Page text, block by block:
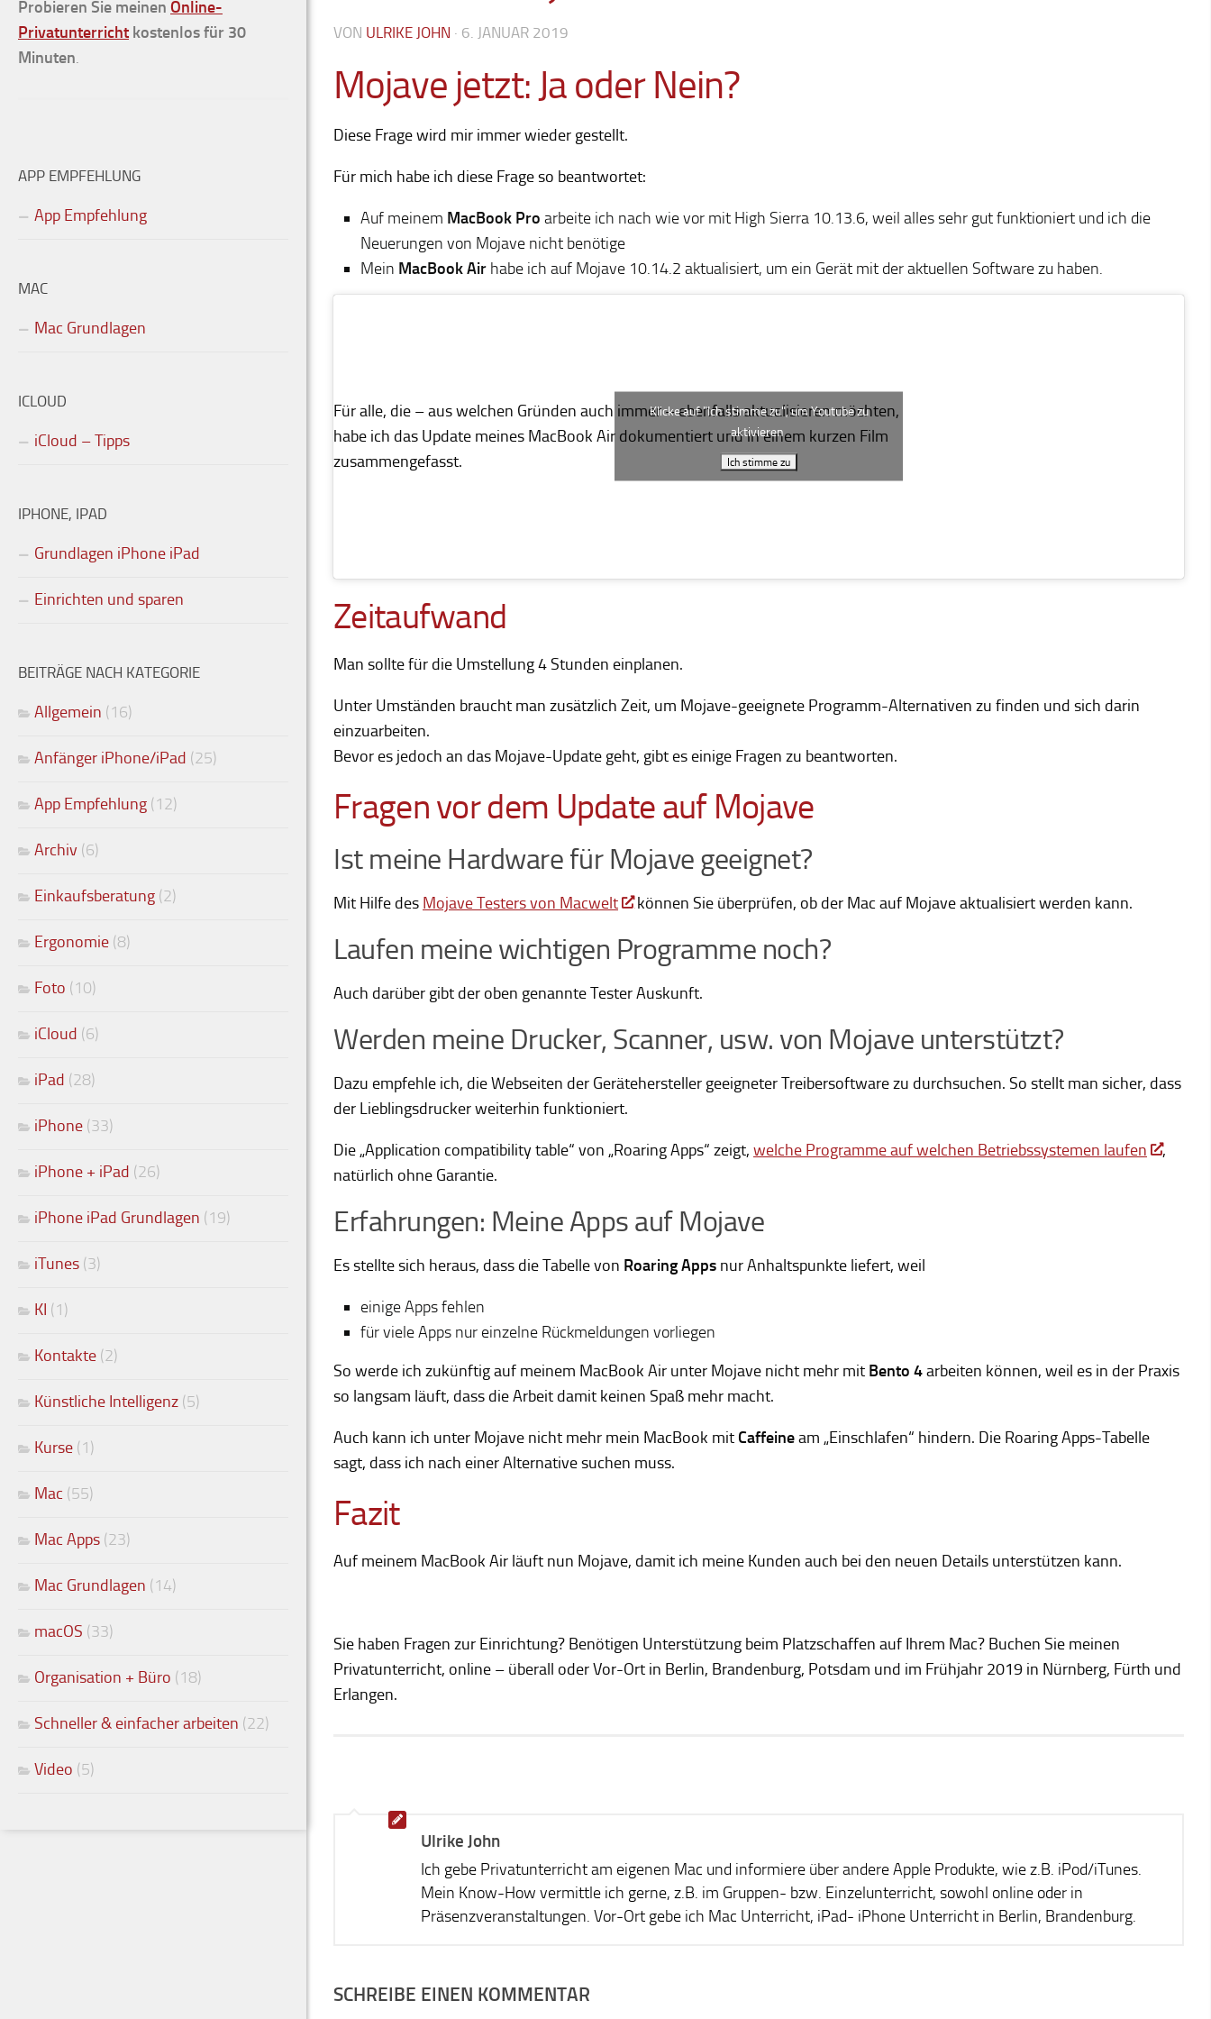
VON ULRIKE JOHN · 6. JANUAR 2019
Mojave jetzt: Ja oder Nein?
Diese Frage wird mir immer wieder gestellt.
Für mich habe ich diese Frage so beantwortet:
Auf meinem MacBook Pro arbeite ich nach wie vor mit High Sierra 10.13.6, weil alles sehr gut funktioniert und ich die
Neuerungen von Mojave nicht benötige
Mein MacBook Air habe ich auf Mojave 10.14.2 aktualisiert, um ein Gerät mit der aktuellen Software zu haben.
Für alle, die – aus welchen Gründen auch immer – ebenfalls aktualisieren möchten,
habe ich das Update meines MacBook Air dokumentiert und in einem kurzen Film
zusammengefasst.
Klicke auf "Ich stimme zu", um Youtube zu
aktivieren
Ich stimme zu
Zeitaufwand
Man sollte für die Umstellung 4 Stunden einplanen.
Unter Umständen braucht man zusätzlich Zeit, um Mojave-geeignete Programm-Alternativen zu finden und sich darin
einzuarbeiten.
Bevor es jedoch an das Mojave-Update geht, gibt es einige Fragen zu beantworten.
Fragen vor dem Update auf Mojave
Ist meine Hardware für Mojave geeignet?
Mit Hilfe des Mojave Testers von Macwelt können Sie überprüfen, ob der Mac auf Mojave aktualisiert werden kann.
Laufen meine wichtigen Programme noch?
Auch darüber gibt der oben genannte Tester Auskunft.
Werden meine Drucker, Scanner, usw. von Mojave unterstützt?
Dazu empfehle ich, die Webseiten der Gerätehersteller geeigneter Treibersoftware zu durchsuchen. So stellt man sicher, dass
der Lieblingsdrucker weiterhin funktioniert.
Die „Application compatibility table“ von „Roaring Apps“ zeigt, welche Programme auf welchen Betriebssystemen laufen
,
natürlich ohne Garantie.
Erfahrungen: Meine Apps auf Mojave
Es stellte sich heraus, dass die Tabelle von Roaring Apps nur Anhaltspunkte liefert, weil
einige Apps fehlen
für viele Apps nur einzelne Rückmeldungen vorliegen
So werde ich zukünftig auf meinem MacBook Air unter Mojave nicht mehr mit Bento 4arbeiten können, weil es in der Praxis
so langsam läuft, dass die Arbeit damit keinen Spaß mehr macht.
Auch kann ich unter Mojave nicht mehr mein MacBook mit Caffeineam „Einschlafen“ hindern. Die Roaring Apps-Tabelle
sagt, dass ich nach einer Alternative suchen muss.
Fazit
Auf meinem MacBook Air läuft nun Mojave, damit ich meine Kunden auch bei den neuen Details unterstützen kann.
Sie haben Fragen zur Einrichtung? Benötigen Unterstützung beim Platzschaffen auf Ihrem Mac? Buchen Sie meinen
Privatunterricht, online – überall oder Vor-Ort in Berlin, Brandenburg, Potsdam und im Frühjahr 2019 in Nürnberg, Fürth und
Erlangen.
Ulrike John
Ich gebe Privatunterricht am eigenen Mac und informiere über andere Apple Produkte, wie z.B. iPod/iTunes.
Mein Know-How vermittle ich gerne, z.B. im Gruppen- bzw. Einzelunterricht, sowohl online oder in
Präsenzveranstaltungen. Vor-Ort gebe ich Mac Unterricht, iPad- iPhone Unterricht in Berlin, Brandenburg.
SCHREIBE EINEN KOMMENTAR
Probieren Sie meinen Online-
Privatunterricht kostenlos für 30
Minuten.
APP EMPFEHLUNG
App Empfehlung
MAC
Mac Grundlagen
ICLOUD
iCloud – Tipps
IPHONE, IPAD
Grundlagen iPhone iPad
Einrichten und sparen
BEITRÄGE NACH KATEGORIE
Allgemein (16)
Anfänger iPhone/iPad (25)
App Empfehlung (12)
Archiv (6)
Einkaufsberatung (2)
Ergonomie (8)
Foto (10)
iCloud (6)
iPad (28)
iPhone (33)
iPhone + iPad (26)
iPhone iPad Grundlagen (19)
iTunes (3)
KI (1)
Kontakte (2)
Künstliche Intelligenz (5)
Kurse (1)
Mac (55)
Mac Apps (23)
Mac Grundlagen (14)
macOS (33)
Organisation + Büro (18)
Schneller & einfacher arbeiten (22)
Video (5)